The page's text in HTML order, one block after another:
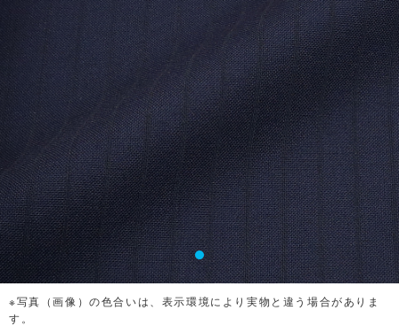
※写真（画像）の色合いは、表示環境により実物と違う場合がありま
す。